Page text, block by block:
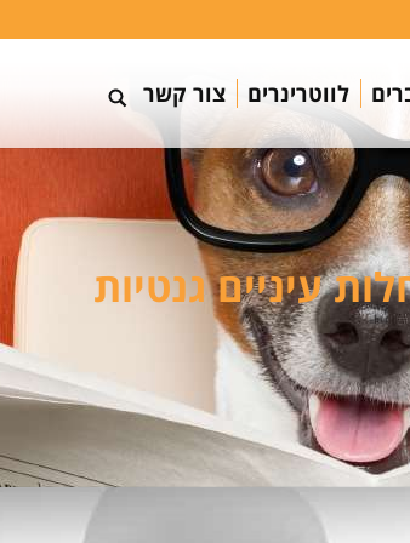
לווטרינרים צור קשר
עיניים גנטיות